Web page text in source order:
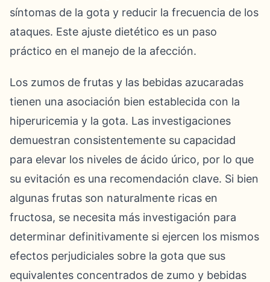
síntomas de la gota y reducir la frecuencia de los
ataques. Este ajuste dietético es un paso
práctico en el manejo de la afección.
Los zumos de frutas y las bebidas azucaradas
tienen una asociación bien establecida con la
hiperuricemia y la gota. Las investigaciones
demuestran consistentemente su capacidad
para elevar los niveles de ácido úrico, por lo que
su evitación es una recomendación clave. Si bien
algunas frutas son naturalmente ricas en
fructosa, se necesita más investigación para
determinar definitivamente si ejercen los mismos
efectos perjudiciales sobre la gota que sus
equivalentes concentrados de zumo y bebidas